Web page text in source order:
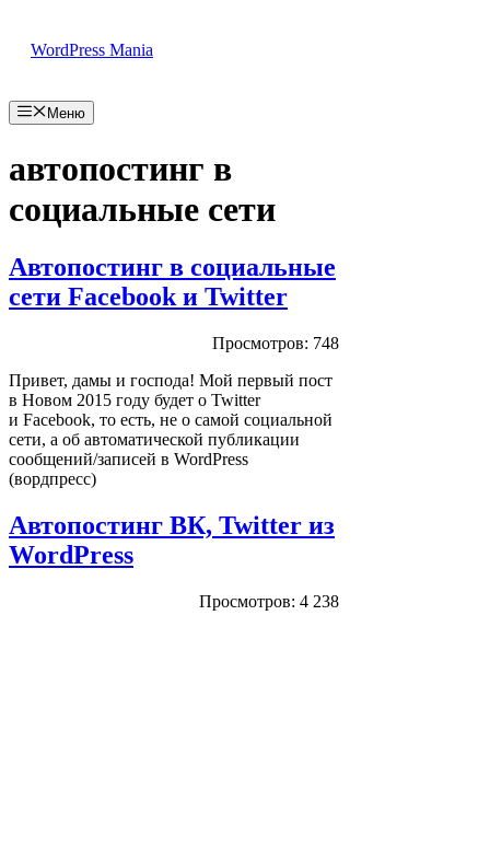
WordPress Mania
Меню
автопостинг в
социальные сети
Автопостинг в социальные
сети Facebook и Twitter
Просмотров: 748
Привет, дамы и господа! Мой первый пост
в Новом 2015 году будет о Twitter
и Facebook, то есть, не о самой социальной
сети, а об автоматической публикации
сообщений/записей в WordPress
(вордпресс)
Автопостинг ВК, Twitter из
WordPress
Просмотров: 4 238